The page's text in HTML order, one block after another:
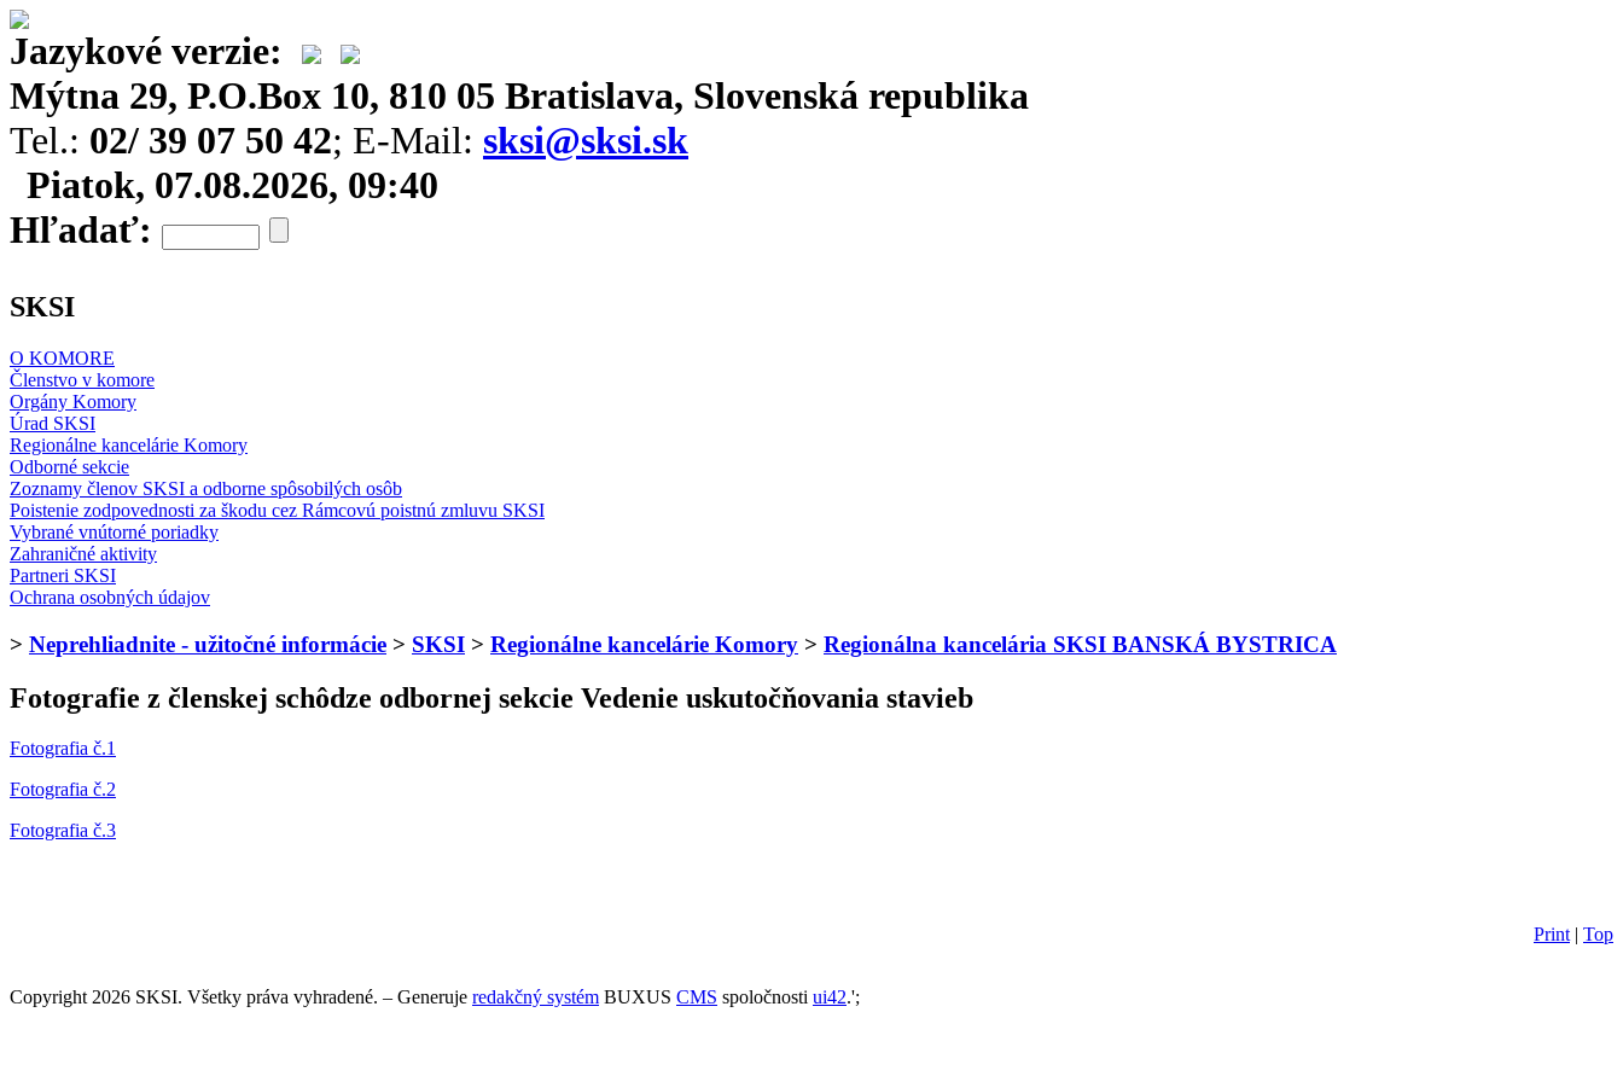
Jazykové verzie:
Mýtna 29, P.O.Box 10, 810 05 Bratislava, Slovenská republika
Tel.: 02/ 39 07 50 42; E-Mail: sksi@sksi.sk
Piatok, 07.08.2026, 09:40
Hľadať:
SKSI
O KOMORE
Členstvo v komore
Orgány Komory
Úrad SKSI
Regionálne kancelárie Komory
Odborné sekcie
Zoznamy členov SKSI a odborne spôsobilých osôb
Poistenie zodpovednosti za škodu cez Rámcovú poistnú zmluvu SKSI
Vybrané vnútorné poriadky
Zahraničné aktivity
Partneri SKSI
Ochrana osobných údajov
> Neprehliadnite - užitočné informácie > SKSI > Regionálne kancelárie Komory > Regionálna kancelária SKSI BANSKÁ BYSTRICA
Fotografie z členskej schôdze odbornej sekcie Vedenie uskutočňovania stavieb
Fotografia č.1
Fotografia č.2
Fotografia č.3
Print| Top
Copyright 2026 SKSI. Všetky práva vyhradené. – Generuje redakčný systém BUXUS CMS spoločnosti ui42.';